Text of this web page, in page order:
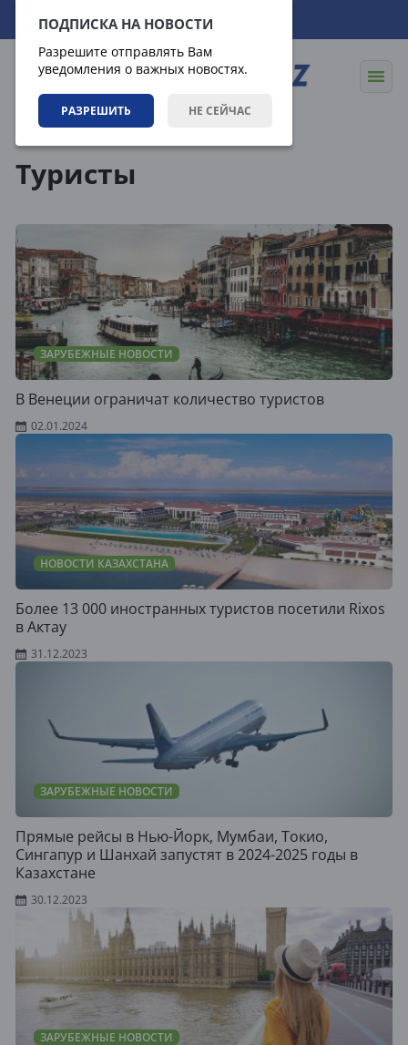
ПОДПИСКА НА НОВОСТИ
Разрешите отправлять Вам
уведомления о важных новостях.
РАЗРЕШИТЬ НЕ СЕЙЧАС
08.08.2026 09:50:07
Туристы
ЗАРУБЕЖНЫЕ НОВОСТИ
В Венеции ограничат количество туристов
02.01.2024
НОВОСТИ КАЗАХСТАНА
Более 13 000 иностранных туристов посетили Rixos
в Актау
31.12.2023
ЗАРУБЕЖНЫЕ НОВОСТИ
Прямые рейсы в Нью-Йорк, Мумбаи, Токио,
Сингапур и Шанхай запустят в 2024-2025 годы в
Казахстане
30.12.2023
ЗАРУБЕЖНЫЕ НОВОСТИ